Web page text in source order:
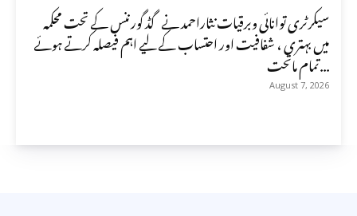
سیکرٹری توانائی وبرقیات نثاراحمد نے گڈ گورننس کے تحت محکمہ
میں بہتری ، شفافیت اور احتساب کے لیے اہم فیصلہ کرتے ہوئے
تمام ماتحت...
August 7, 2026